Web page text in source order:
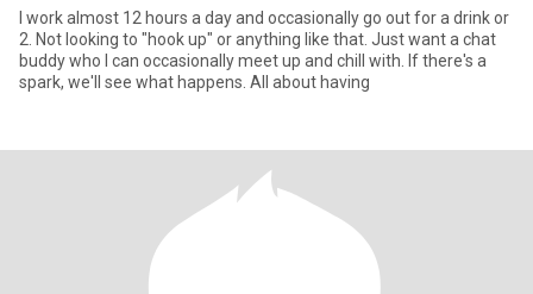
I work almost 12 hours a day and occasionally go out for a drink or
2. Not looking to "hook up" or anything like that. Just want a chat
buddy who I can occasionally meet up and chill with. If there's a
spark, we'll see what happens. All about having